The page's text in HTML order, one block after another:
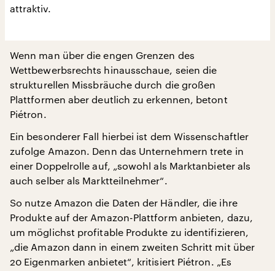
attraktiv.
Wenn man über die engen Grenzen des
Wettbewerbsrechts hinausschaue, seien die
strukturellen Missbräuche durch die großen
Plattformen aber deutlich zu erkennen, betont
Piétron.
Ein besonderer Fall hierbei ist dem Wissenschaftler
zufolge Amazon. Denn das Unternehmern trete in
einer Doppelrolle auf, „sowohl als Marktanbieter als
auch selber als Marktteilnehmer“.
So nutze Amazon die Daten der Händler, die ihre
Produkte auf der Amazon-Plattform anbieten, dazu,
um möglichst profitable Produkte zu identifizieren,
„die Amazon dann in einem zweiten Schritt mit über
20 Eigenmarken anbietet“, kritisiert Piétron. „Es